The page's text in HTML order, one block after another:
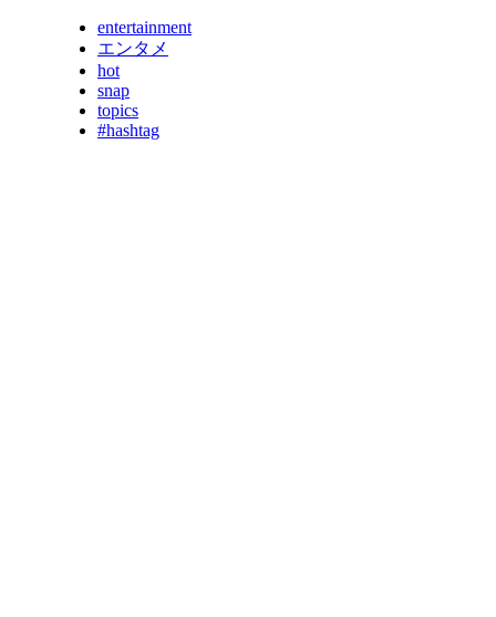
entertainment
エンタメ
hot
snap
topics
#hashtag